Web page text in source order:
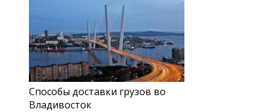
Способы доставки грузов во
Владивосток